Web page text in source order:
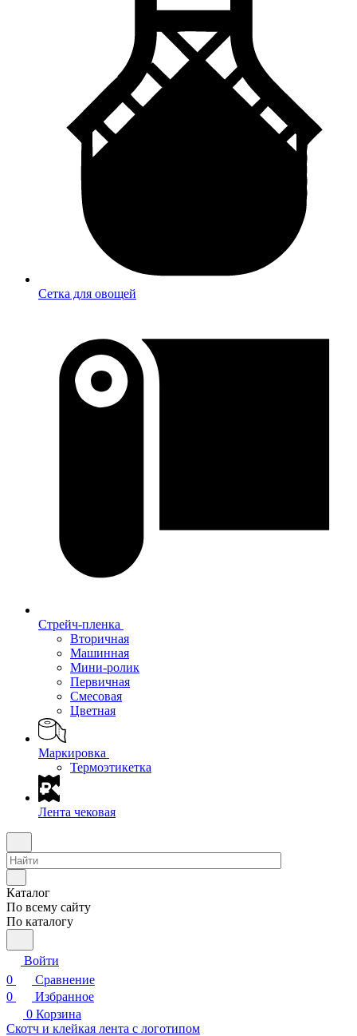
Сетка для овощей
Стрейч-пленка
Вторичная
Машинная
Мини-ролик
Первичная
Смесовая
Цветная
Маркировка
Термоэтикетка
Лента чековая
Каталог
По всему сайту
По каталогу
Войти
0
Сравнение
0
Избранное
0 Корзина
Скотч и клейкая лента с логотипом